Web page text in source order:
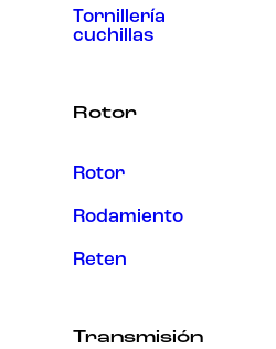
Tornillería
cuchillas
Rotor
Rotor
Rodamiento
Reten
Transmisión